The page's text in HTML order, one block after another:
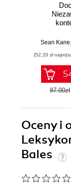
Sean Kane
(52,20 zł
87.00zł
Oceny i
Bales